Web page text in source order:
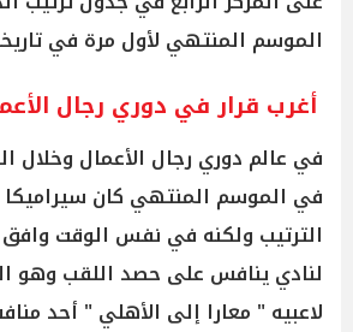
الموسم المنتهي لأول مرة في
أغرب قرار في دوري رجال
في عالم دوري رجال الأعمال وخلال
في الموسم المنتهي كان
الترتيب ولكنه في نفس الوقت
لنادي ينافس على حصد اللقب وهو
لاعبيه " معارا إلى الأهلي " أحد